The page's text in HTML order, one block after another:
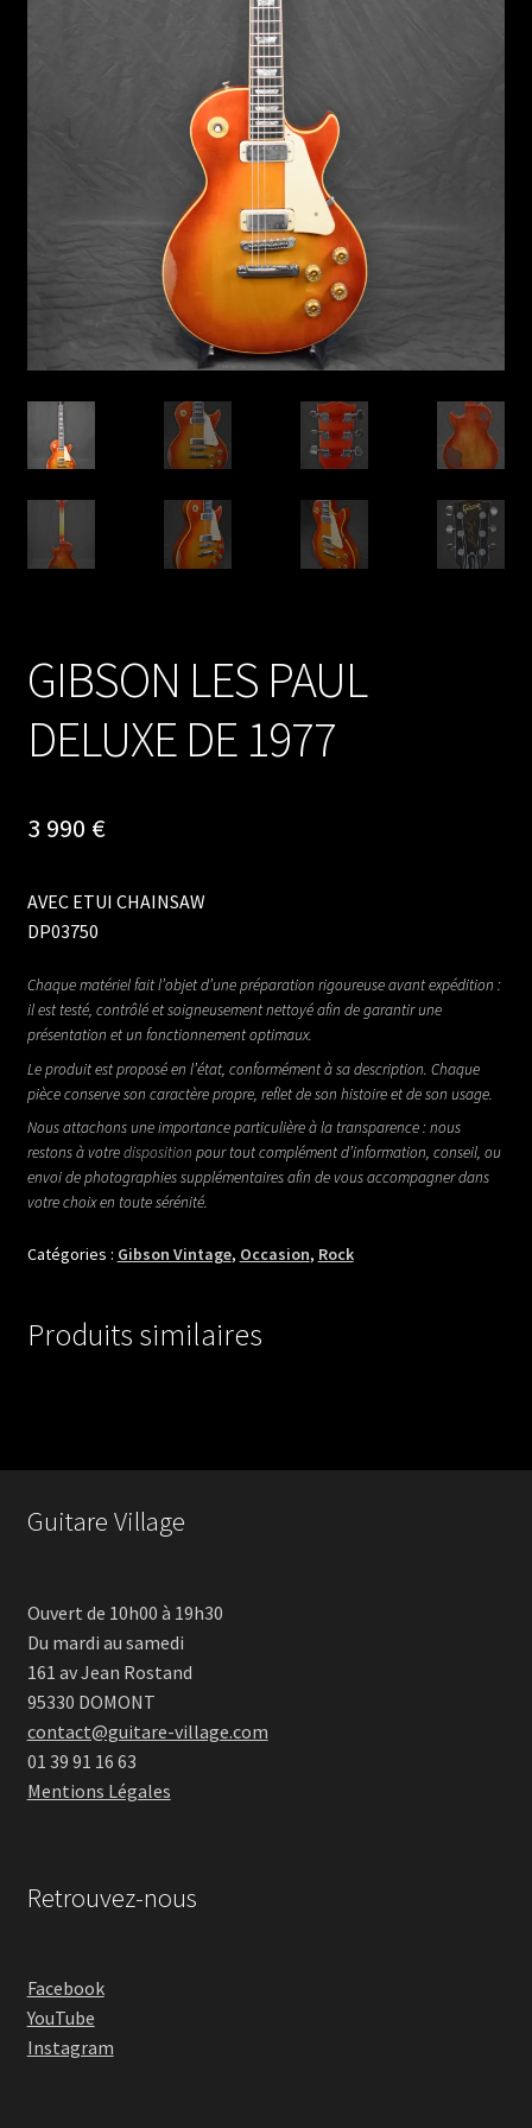
GIBSON LES PAUL
DELUXE DE 1977
3 990 €
AVEC ETUI CHAINSAW
DP03750
Chaque matériel fait l’objet d’une préparation rigoureuse avant expédition :
il est testé, contrôlé et soigneusement nettoyé afin de garantir une
présentation et un fonctionnement optimaux.
Le produit est proposé en l’état, conformément à sa description. Chaque
pièce conserve son caractère propre, reflet de son histoire et de son usage.
Nous attachons une importance particulière à la transparence : nous
restons à votredisposition pour tout complément d’information, conseil, ou
envoi de photographies supplémentaires afin de vous accompagner dans
votre choix en toute sérénité.
Catégories : Gibson Vintage, Occasion, Rock
Produits similaires
Guitare Village
Ouvert de 10h00 à 19h30
Du mardi au samedi
161 av Jean Rostand
95330 DOMONT
contact@guitare-village.com
01 39 91 16 63
Mentions Légales
Retrouvez-nous
Facebook
YouTube
Instagram